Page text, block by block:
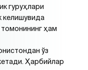
гуруҳлари
келишувида
томонининг ҳам
ўз
Ҳарбийлар